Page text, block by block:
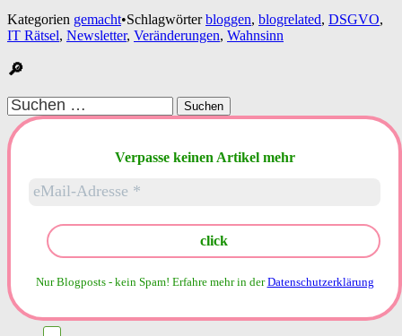
Kategorien gemacht•Schlagwörterbloggen, blogrelated, DSGVO,
IT Rätsel, Newsletter, Veränderungen, Wahnsinn
🔎
Suchen
nach:
Verpasse keinen Artikel mehr
Nur Blogposts - kein Spam! Erfahre mehr in derDatenschutzerklärung